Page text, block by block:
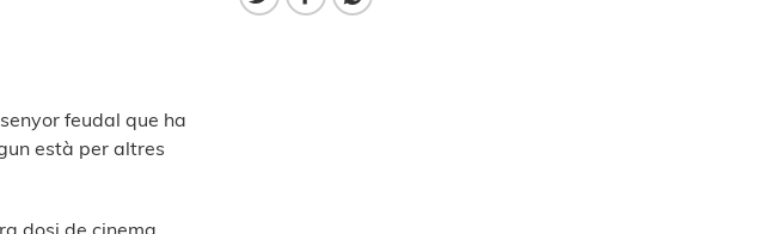
feudal que ha
està per altres